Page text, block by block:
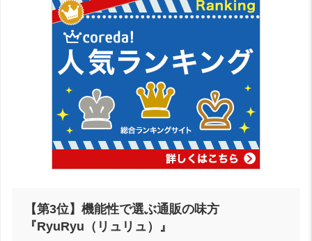
【第3位】機能性で選ぶ通販の味方
『RyuRyu（リュリュ）』